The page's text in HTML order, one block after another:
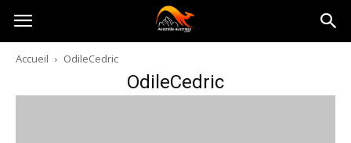
Australia-
australie.com
Accueil OdileCedric
OdileCedric